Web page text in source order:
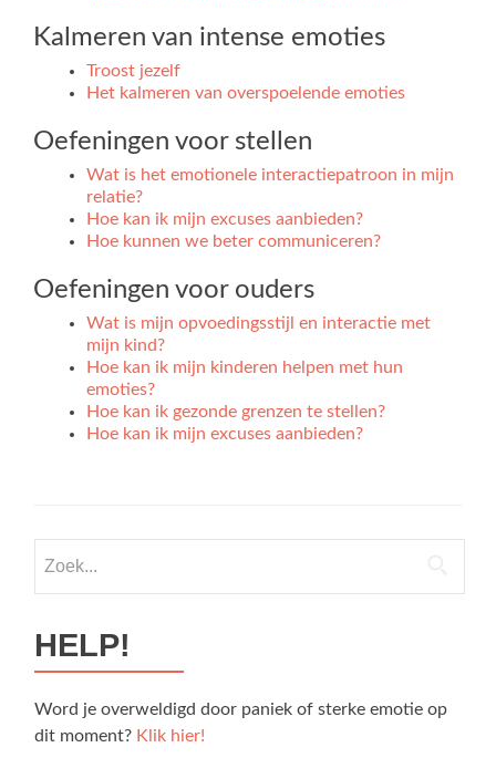
Kalmeren van intense emoties
Troost jezelf
Het kalmeren van overspoelende emoties
Oefeningen voor stellen
Wat is het emotionele interactiepatroon in mijn
relatie?
Hoe kan ik mijn excuses aanbieden?
Hoe kunnen we beter communiceren?
Oefeningen voor ouders
Wat is mijn opvoedingsstijl en interactie met
mijn kind?
Hoe kan ik mijn kinderen helpen met hun
emoties?
Hoe kan ik gezonde grenzen te stellen?
Hoe kan ik mijn excuses aanbieden?
naar:
HELP!
Word je overweldigd door paniek of sterke emotie op
dit moment? Klik hier!